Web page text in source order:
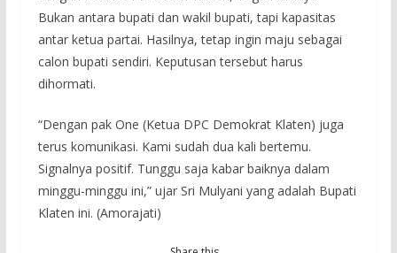
Bukan antara bupati dan wakil bupati, tapi kapasitas
antar ketua partai. Hasilnya, tetap ingin maju sebagai
calon bupati sendiri. Keputusan tersebut harus
dihormati.
“Dengan pak One (Ketua DPC Demokrat Klaten) juga
terus komunikasi. Kami sudah dua kali bertemu.
Signalnya positif. Tunggu saja kabar baiknya dalam
minggu-minggu ini,” ujar Sri Mulyani yang adalah Bupati
Klaten ini. (Amorajati)